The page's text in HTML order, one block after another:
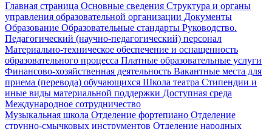
Главная страница Основные сведения Структура и органы
управления образовательной организации Документы
Образование Образовательные стандарты Руководство.
Педагогический (научно-педагогический) персонал
Материально-техническое обеспечение и оснащенность
образовательного процесса Платные образовательные услуги
Финансово-хозяйственная деятельность Вакантные места для
приема (перевода) обучающихся Школа театра Стипендии и
иные виды материальной поддержки Доступная среда
Международное сотрудничество
Музыкальная школа Отделение фортепиано Отделение
струнно-смычковых инструментов Отделение народных